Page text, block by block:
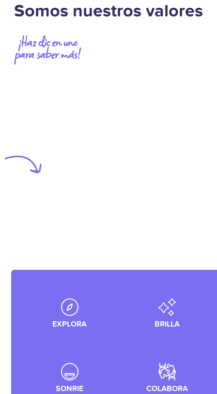
Somos nuestros valores
¡Haz clic en uno
para saber más!
EXPLORA
Abre un nuevo camino:
explora. Crea una mejor
manera de hacer las cosas.
BRILLA
Sobrepasa las expectativas.
Dejales una razón para
SONRIE
Diviértete. Disfruta lo que
haces y hazlo bien.
COLABORA
Se un jugador de equipo.
Trabaja juntos para lograr los
objetivos.